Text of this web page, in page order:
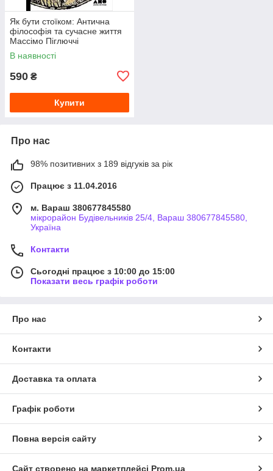
Як бути стоїком: Антична
філософія та сучасне життя
Массімо Піглюччі
В наявності
590 ₴
Купити
Про нас
98% позитивних з 189 відгуків за рік
Працює з 11.04.2016
м. Вараш 380677845580
мікрорайон Будівельників 25/4, Вараш 380677845580,
Україна
Контакти
Сьогодні працює з 10:00 до 15:00
Показати весь графік роботи
Про нас
Контакти
Доставка та оплата
Графік роботи
Повна версія сайту
Сайт створено на маркетплейсі Prom.ua